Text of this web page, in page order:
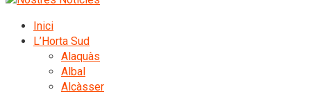
Inici
L’Horta Sud
Alaquàs
Albal
Alcàsser